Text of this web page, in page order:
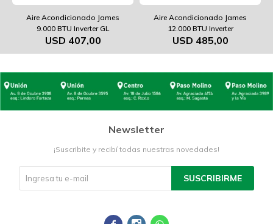
Aire Acondicionado James
9.000 BTU Inverter GL
USD 407,00
Aire Acondicionado James
12.000 BTU Inverter
USD 485,00
Newsletter
¡Suscribite y recibí todas nuestras novedades!
SUSCRIBIRME